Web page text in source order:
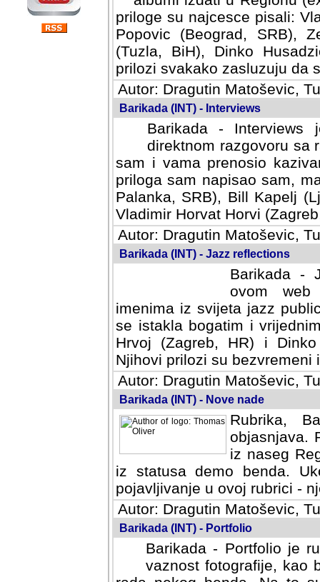
priloge su najcesce pisali:
Popovic (Beograd, SRB),
(Tuzla, BiH), Dinko
prilozi svakako zasluzuju da
Autor: Dragutin Matoševic,
Barikada (INT) - Interviews
Barikada -
direktnom razgovoru sa
sam i vama prenosio
priloga sam napisao sam,
Palanka, SRB), Bill Kapelj
Vladimir Horvat Horvi
Autor: Dragutin Matoševic,
Barikada (INT) - Jazz reflections
Barikada -
ovom web
imenima iz svijeta jazz
se istakla bogatim i
Hrvoj (Zagreb, HR) i
Njihovi prilozi su bezvremeni
Autor: Dragutin Matoševic,
Barikada (INT) - Nove nade
Rubrika,
objasnjava.
iz naseg
iz statusa demo benda.
pojavljivanje u ovoj rubrici -
Autor: Dragutin Matoševic,
Barikada (INT) - Portfolio
Barikada - Portfolio je
vaznost fotografije, kao